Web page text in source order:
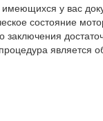
у вас
состояние
является